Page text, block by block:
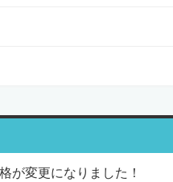
が変更になりました！